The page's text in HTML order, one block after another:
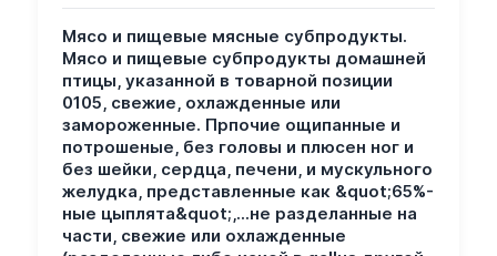
Мясо и пищевые мясные субпродукты.
Мясо и пищевые субпродукты домашней
птицы, указанной в товарной позиции
0105, свежие, охлажденные или
замороженные. Прпочие ощипанные и
потрошеные, без головы и плюсен ног и
без шейки, сердца, печени, и мускульного
желудка, представленные как &quot;65%-
ные цыплята&quot;,...не разделанные на
части, свежие или охлажденные